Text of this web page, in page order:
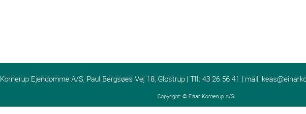
Kornerup Ejendomme A/S, Paul Bergsøes Vej 18, Glostrup | Tlf: 43 26 56 41 | mail:
Copyright: © Einar Kornerup A/S